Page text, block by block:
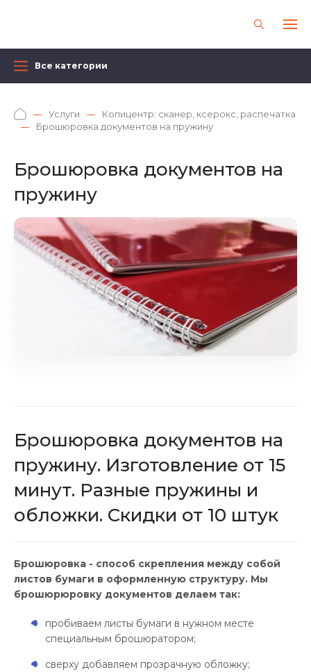
Все категории
Услуги
Копицентр: сканер, ксерокс, распечатка
Брошюровка документов на пружину
Брошюровка документов на
пружину
Брошюровка документов на
пружину. Изготовление от 15
минут. Разные пружины и
обложки. Скидки от 10 штук
Брошюровка - способ скрепления между собой
листов бумаги в оформленную структуру. Мы
брошюрюровку документов делаем так:
пробиваем листы бумаги в нужном месте
специальным брошюратором;
сверху добавляем прозрачную обложку;